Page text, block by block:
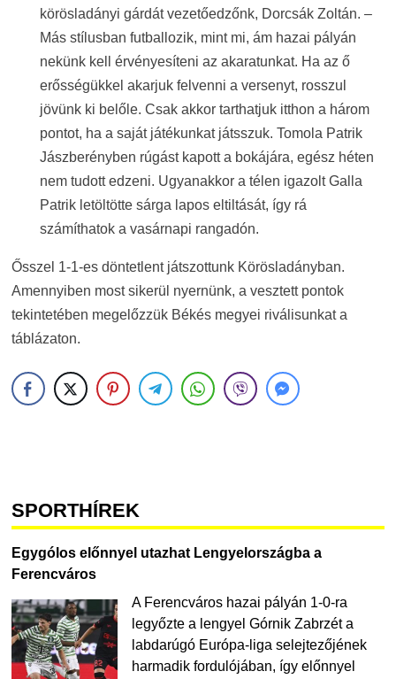
körösladányi gárdát vezetőedzőnk, Dorcsák Zoltán. –
Más stílusban futballozik, mint mi, ám hazai pályán
nekünk kell érvényesíteni az akaratunkat. Ha az ő
erősségükkel akarjuk felvenni a versenyt, rosszul
jövünk ki belőle. Csak akkor tarthatjuk itthon a három
pontot, ha a saját játékunkat játsszuk. Tomola Patrik
Jászberényben rúgást kapott a bokájára, egész héten
nem tudott edzeni. Ugyanakkor a télen igazolt Galla
Patrik letöltötte sárga lapos eltiltását, így rá
számíthatok a vasárnapi rangadón.
Ősszel 1-1-es döntetlent játszottunk Körösladányban.
Amennyiben most sikerül nyernünk, a vesztett pontok
tekintetében megelőzzük Békés megyei riválisunkat a
táblázaton.
SPORTHÍREK
Egygólos előnnyel utazhat Lengyelországba a
Ferencváros
A Ferencváros hazai pályán 1-0-ra
legyőzte a lengyel Górnik Zabrzét a
labdarúgó Európa-liga selejtezőjének
harmadik fordulójában, így előnnyel